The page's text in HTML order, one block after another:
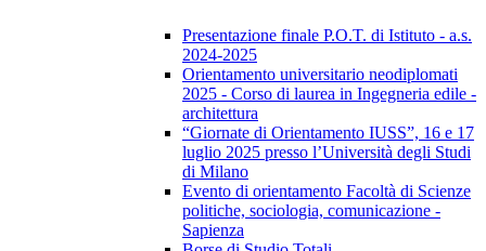
Presentazione finale P.O.T. di Istituto - a.s.
2024-2025
Orientamento universitario neodiplomati
2025 - Corso di laurea in Ingegneria edile -
architettura
“Giornate di Orientamento IUSS”, 16 e 17
luglio 2025 presso l’Università degli Studi
di Milano
Evento di orientamento Facoltà di Scienze
politiche, sociologia, comunicazione -
Sapienza